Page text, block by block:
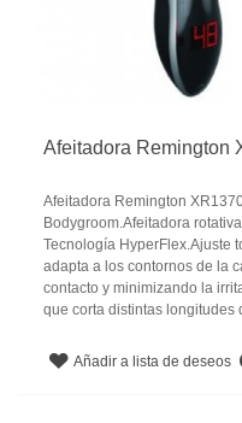
Afeitadora Remington
Afeitadora Remington
Bodygroom.Afeitadora
Tecnología HyperFlex.Ajuste
adapta a los contornos de la
contacto y minimizando la
que corta distintas longitudes
Añadir a lista de deseos